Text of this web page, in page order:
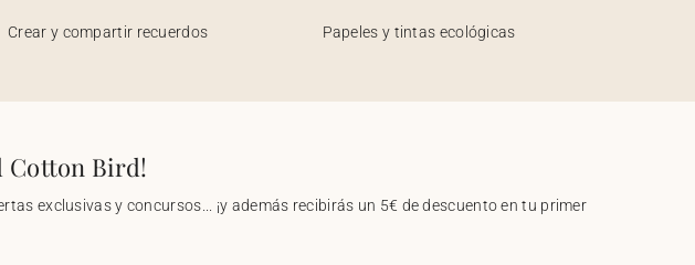
Crear y compartir recuerdos Papeles y tintas ecológicas
Cotton Bird!
exclusivas y concursos... ¡y además recibirás un 5€ de descuento en tu primer